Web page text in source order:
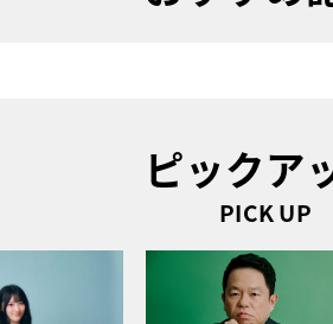
ピックア
PICK UP